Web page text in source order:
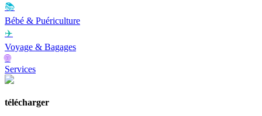
📚
Bébé & Puériculture
✈️
Voyage & Bagages
🌐
Services
télécharger